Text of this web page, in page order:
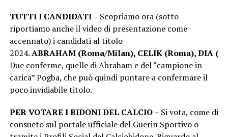
TUTTI I CANDIDATI– Scopriamo ora (sotto
riportiamo anche il video di presentazione come
accennato) i candidati al titolo
2024.ABRAHAM (Roma/Milan), CELIK (Roma), DIA
Due conferme, quelle di Abraham e del “campione in
carica” Pogba, che può quindi puntare a confermare il
poco invidiabile titolo.
PER VOTARE I BIDONI DEL CALCIO– Si vota, come di
consueto sul portale ufficiale del Guerin Sportivo o